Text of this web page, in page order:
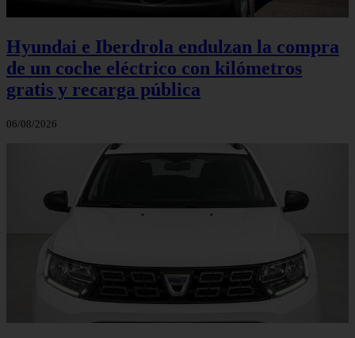
Hyundai e Iberdrola endulzan la compra
de un coche eléctrico con kilómetros
gratis y recarga pública
06/08/2026